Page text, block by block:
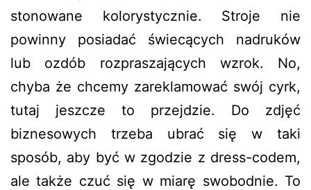
stonowane kolorystycznie. Stroje nie
powinny posiadać świecących nadruków
lub ozdób rozpraszających wzrok. No,
chyba że chcemy zareklamować swój cyrk,
tutaj jeszcze to przejdzie. Do zdjęć
biznesowych trzeba ubrać się w taki
sposób, aby być w zgodzie z dress-codem,
ale także czuć się w miarę swobodnie. To